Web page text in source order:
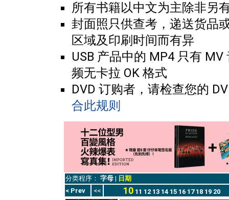
所有书籍以中文为主除非另
封面照只供查考，递送货品
区域及印刷时间而有异
USB 产品中的 MP4 只有 MV
频无卡拉 OK 格式
DVD 订购者，请检查您的
合此规则
分类程序： 字母 | 日期
< Prev
<< 10 11 12 13 14 15 16 17 18 19 20